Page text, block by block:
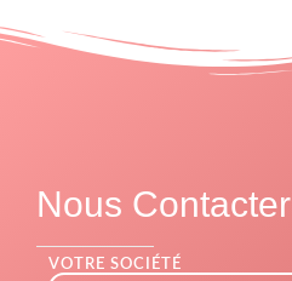
Nous Contacter
VOTRE SOCIÉTÉ